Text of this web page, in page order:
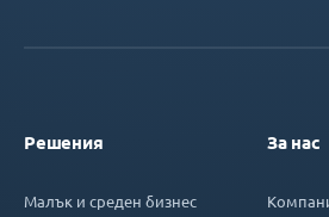
Решения
Малък и среден бизнес
За нас